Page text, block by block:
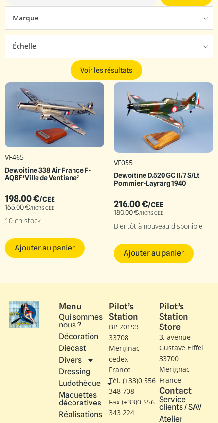
Marque
Échelle
Voir les résultats
VF465
Dewoitine 338 Air France F-
AQBF ‘Ville de Ventiane’
198.00€/CEE
165.00€/HORS CEE
10 en stock
Ajouter au panier
VF055
Dewoitine D.520 GC II/7 S/Lt
Pommier-Layrarg 1940
216.00€/CEE
180.00€/HORS CEE
Bientôt à nouveau disponible
Ajouter au panier
Menu
Qui sommes
nous ?
Décoration
Diecast
Divers
Dressing
Ludothèque
Maquettes
décoratives
Réalisations
Pilot’s
Station
BP 70193
33708
Merignac
cedex
France
Tél. (+33)0 556
348 708
Fax (+33)0 556
343 224
Pilot’s
Station
Store
3, avenue
Gustave Eiffel​
33700
Merignac
France
Contact
Service
clients / SAV
Atelier